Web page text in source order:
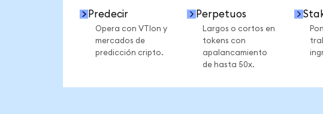
Predecir
Opera con VTIon y
mercados de
predicción cripto.
Perpetuos
Largos o cortos en
tokens con
apalancamiento
de hasta 50x.